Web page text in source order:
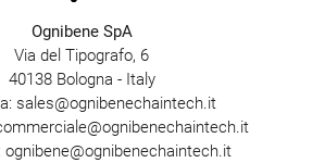
Ognibene SpA
Via del Tipografo, 6
40138 Bologna - Italy
sales@ognibenechaintech.it
ognibene@ognibenechaintech.it